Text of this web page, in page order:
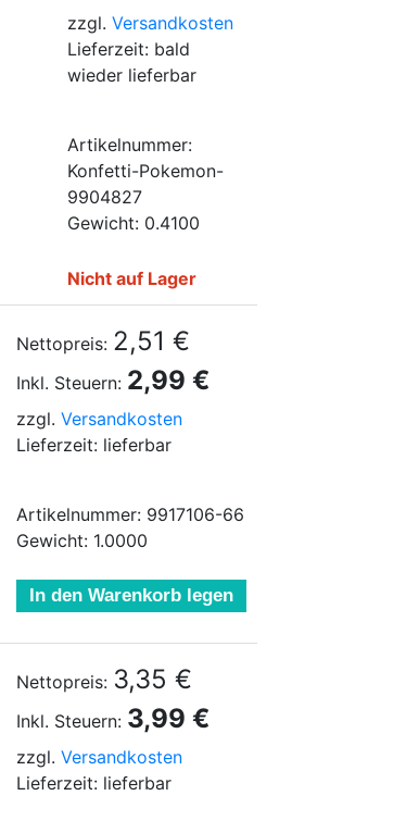
zzgl. Versandkosten
Lieferzeit: bald
wieder lieferbar
Artikelnummer:
Konfetti-Pokemon-
9904827
Gewicht: 0.4100
Nicht auf Lager
Nettopreis: 2,51 €
Inkl. Steuern: 2,99 €
zzgl. Versandkosten
Lieferzeit: lieferbar
Artikelnummer: 9917106-66
Gewicht: 1.0000
In den Warenkorb legen
Nettopreis: 3,35 €
Inkl. Steuern: 3,99 €
zzgl. Versandkosten
Lieferzeit: lieferbar